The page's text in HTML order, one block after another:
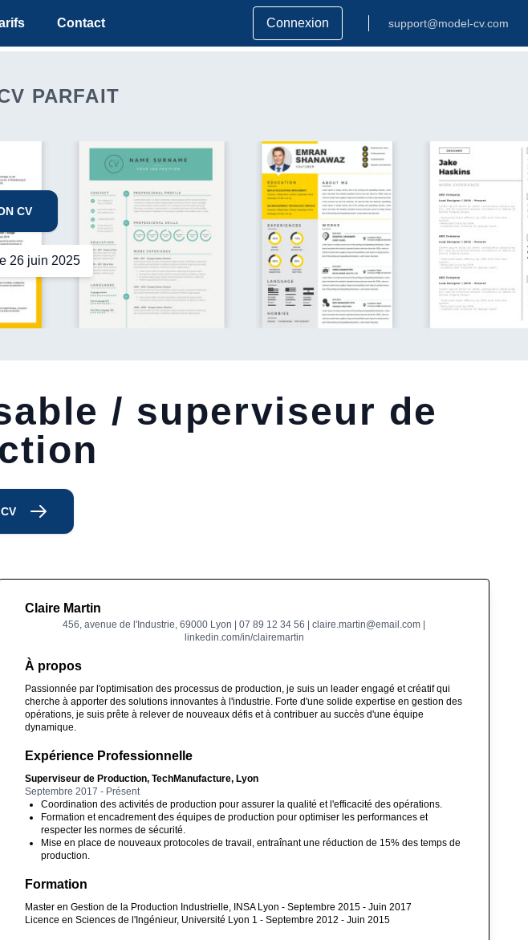
Contact Connexion support@model-cv.com
PARFAIT
CV
26 juin 2025
/ superviseur de
Claire Martin
456, avenue de l'Industrie, 69000 Lyon | 07 89 12 34 56 | claire.martin@email.com |
linkedin.com/in/clairemartin
À propos
Passionnée par l'optimisation des processus de production, je suis un leader engagé et créatif qui
cherche à apporter des solutions innovantes à l'industrie. Forte d'une solide expertise en gestion des
opérations, je suis prête à relever de nouveaux défis et à contribuer au succès d'une équipe
dynamique.
Expérience Professionnelle
Superviseur de Production, TechManufacture, Lyon
Septembre 2017 - Présent
Coordination des activités de production pour assurer la qualité et l'efficacité des opérations.
Formation et encadrement des équipes de production pour optimiser les performances et
respecter les normes de sécurité.
Mise en place de nouveaux protocoles de travail, entraînant une réduction de 15% des temps de
production.
Formation
Master en Gestion de la Production Industrielle, INSA Lyon - Septembre 2015 - Juin 2017
Licence en Sciences de l'Ingénieur, Université Lyon 1 - Septembre 2012 - Juin 2015